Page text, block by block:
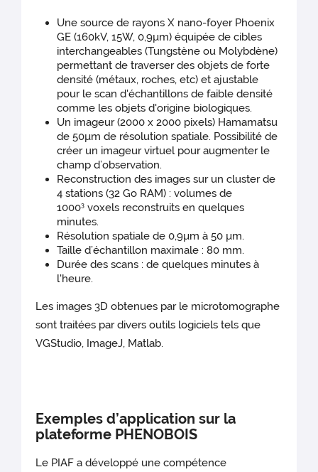
Une source de rayons X nano-foyer Phoenix
GE (160kV, 15W, 0,9µm) équipée de cibles
interchangeables (Tungstène ou Molybdène)
permettant de traverser des objets de forte
densité (métaux, roches, etc) et ajustable
pour le scan d'échantillons de faible densité
comme les objets d'origine biologiques.
Un imageur (2000 x 2000 pixels) Hamamatsu
de 50µm de résolution spatiale. Possibilité de
créer un imageur virtuel pour augmenter le
champ d’observation.
Reconstruction des images sur un cluster de
4 stations (32 Go RAM) : volumes de
10003 voxels reconstruits en quelques
minutes.
Résolution spatiale de 0,9µm à 50 µm.
Taille d’échantillon maximale : 80 mm.
Durée des scans : de quelques minutes à
l'heure.
Les images 3D obtenues par le microtomographe
sont traitées par divers outils logiciels tels que
VGStudio, ImageJ, Matlab.
Exemples d’application sur la
plateforme PHENOBOIS
Le PIAF a développé une compétence